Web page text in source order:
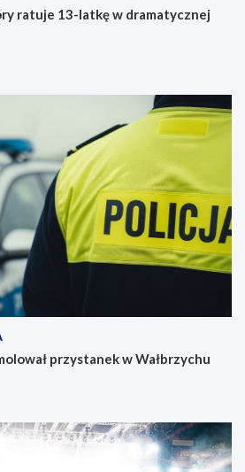
ratuje 13-latkę w dramatycznej
przystanek w Wałbrzychu